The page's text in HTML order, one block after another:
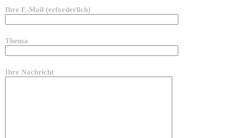
Ihre E-Mail (erforderlich)
Thema
Ihre Nachricht